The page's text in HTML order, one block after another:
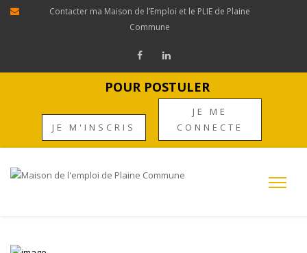
Contacter ma Maison de l’Emploi et le PLIE de Plaine
Commune
POUR POSTULER
JE M'INSCRIS
JE ME
CONNECTE